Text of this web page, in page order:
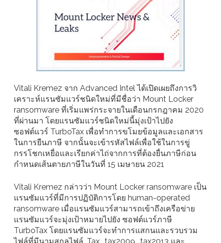
Vitali Kremez จาก Advanced Intel ได้เปิดเผยถึงการวิ
เคราะห์แรนซัมแวร์ชนิดใหม่ที่มีชื่อว่า Mount Locker
ransomware ที่เริ่มแพร่กระจายในเดือนกรกฎาคม 2020
ที่ผ่านมา โดยแรนซัมแวร์ชนิดใหม่นี้มุ่งเป้าไปยัง
ซอฟต์แวร์ TurboTax เพื่อทำการขโมยข้อมูลและเอกสาร
ในการยืนภาษี จากนั้นจะเข้ารหัสไฟล์เพื่อใช้ในการขู่
กรรโชกเหยื่อและเรียกค่าไถ่จากการที่ต้องยื่นภาษีก่อน
กำหนดเส้นตายภาษีในวันที่ 15 เมษายน 2021
Vitali Kremez กล่าวว่า Mount Locker ransomware เป็น
แรนซัมแวร์ที่มีการปฏิบัติการโดย human-operated
ransomware เมื่อแรนซัมแวร์สามารถเข้าถึงเครือข่าย
แรนซัมแวร์จะมุ่งเป้าหมายไปยัง ซอฟต์แวร์ภาษี
TurboTax โดยแรนซัมแวร์จะทำการแสกนและรวบรวม